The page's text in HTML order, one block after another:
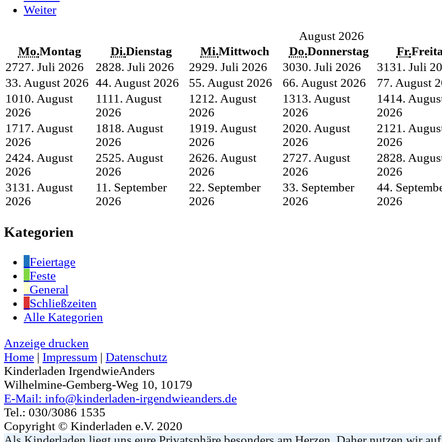
Weiter
August 2026
Mo.Montag Di.Dienstag Mi.Mittwoch Do.Donnerstag Fr.
2727. Juli 2026 2828. Juli 2026 2929. Juli 2026 3030. Juli 2026 31 31. Juli
33. August 2026 44. August 2026 55. August 2026 66. August 2026 77. August
1010. August
2026
11 11. August
2026
1212. August
2026
1313. August
2026
1414.
2026
1717. August
2026
1818. August
2026
1919. August
2026
2020. August
2026
21 21.
2026
2424. August
2026
2525. August
2026
2626. August
2026
2727. August
2026
2828.
2026
31 31. August
2026
1 1. September
2026
22. September
2026
33. September
2026
44.
2026
Kategorien
Feiertage
Feste
General
Schließzeiten
Alle Kategorien
Anzeige drucken
Home | Impressum | Datenschutz
Kinderladen IrgendwieAnders
Wilhelmine-Gemberg-Weg 10, 10179
E-Mail: info@kinderladen-irgendwieanders.de
Tel.: 030/3086 1535
Copyright © Kinderladen e.V. 2020